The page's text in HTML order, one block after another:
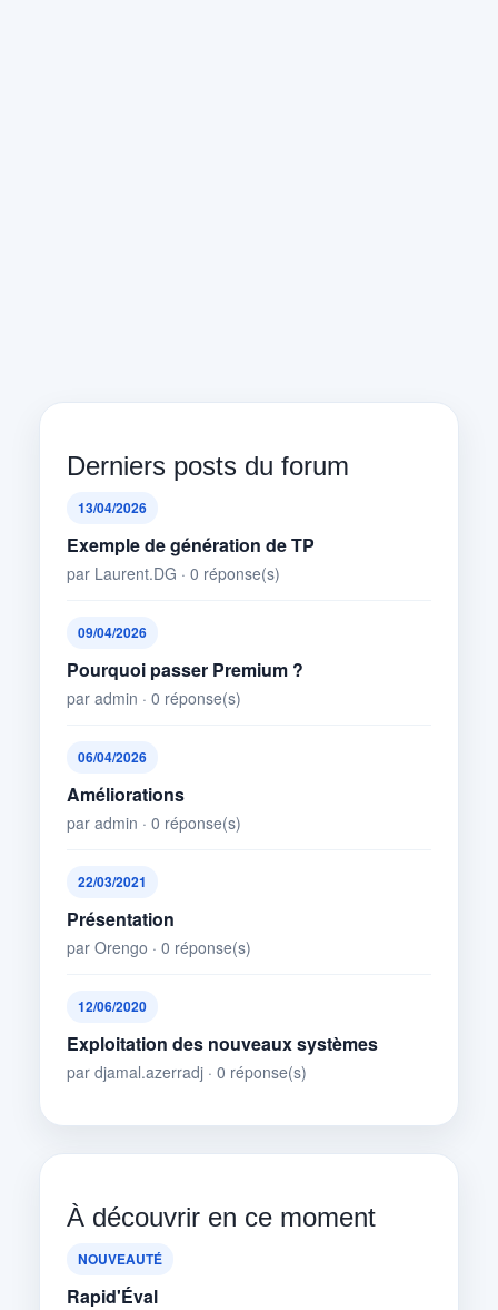
Derniers posts du forum
13/04/2026
Exemple de génération de TP
par Laurent.DG · 0 réponse(s)
09/04/2026
Pourquoi passer Premium ?
par admin · 0 réponse(s)
06/04/2026
Améliorations
par admin · 0 réponse(s)
22/03/2021
Présentation
par Orengo · 0 réponse(s)
12/06/2020
Exploitation des nouveaux systèmes
par djamal.azerradj · 0 réponse(s)
À découvrir en ce moment
NOUVEAUTÉ
Rapid'Éval